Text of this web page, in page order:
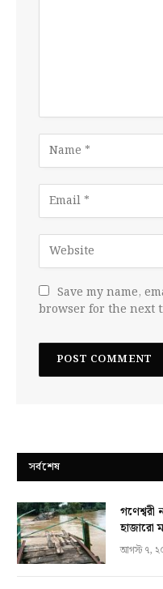
Save my name,
browser for the next
সর্বশেষ
গণেশ্বরী
হাজারো
আগস্ট ৭,